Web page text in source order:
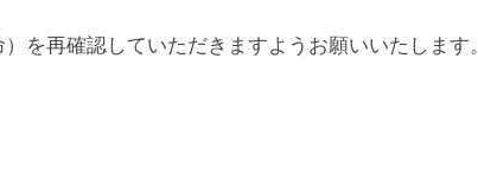
を再確認していただきますようお願いいたします。